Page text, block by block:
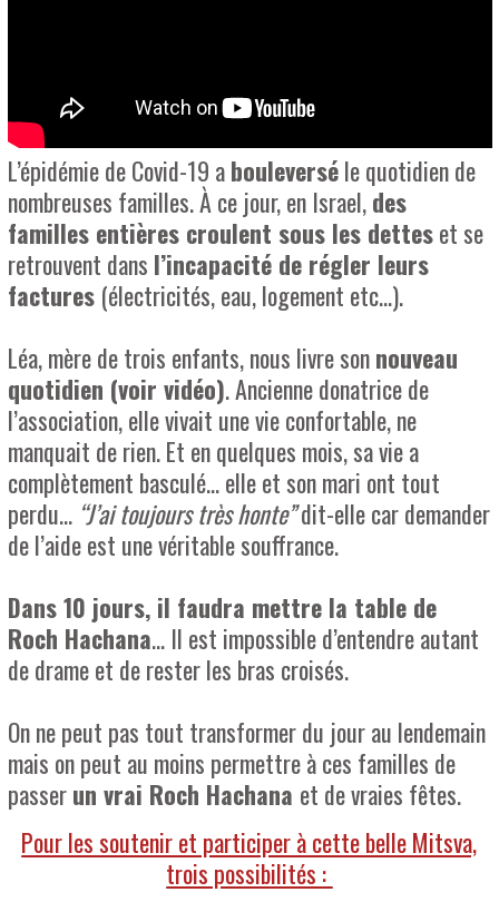
L’épidémie de Covid-19 abouleverséle quotidien de
nombreuses familles. À ce jour, en Israel,des
familles entières croulent sous les detteset se
retrouvent dans l’incapacité de régler leurs
factures(électricités, eau, logement etc…).
Léa, mère de trois enfants, nous livre sonnouveau
quotidien (voir vidéo). Ancienne donatrice de
l’association, elle vivait une vie confortable, ne
manquait de rien. Et en quelques mois, sa vie a
complètement basculé… elle et son mari ont tout
perdu…“J’ai toujours très honte”dit-elle car demander
de l’aide est une véritable souffrance.
Dans 10 jours, il faudra mettre la table de
Roch Hachana… Il est impossible d’entendre autant
de drame et de rester les bras croisés.
On ne peut pas tout transformer du jour au lendemain
mais on peut au moins permettre à ces familles de
passerun vrai Roch Hachana et de vraies fêtes.
Pour les soutenir et participer à cette belle Mitsva,
trois possibilités :